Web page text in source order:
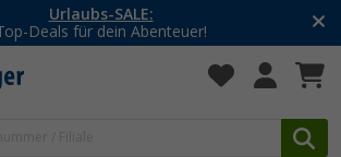
-20% auf Kleidung und Schuhe
Mit dem Aktionscode20SSV